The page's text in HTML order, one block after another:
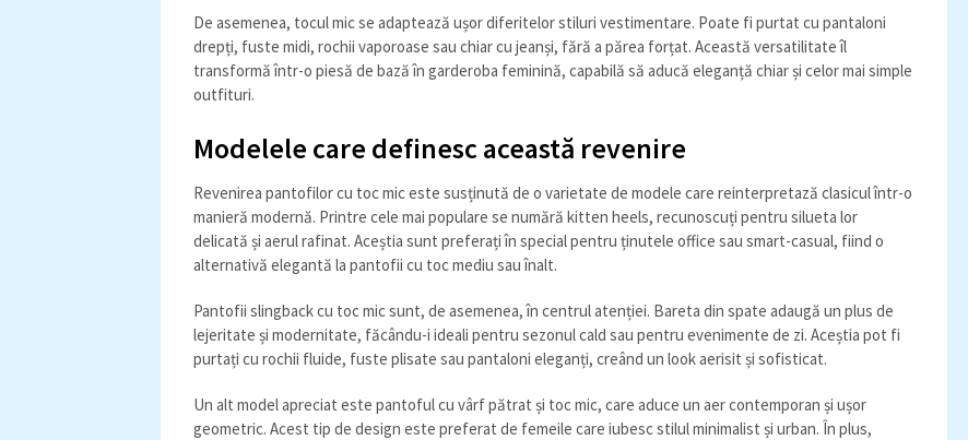
De asemenea, tocul mic se adaptează ușor diferitelor stiluri vestimentare. Poate fi purtat cu pantaloni
drepți, fuste midi, rochii vaporoase sau chiar cu jeanși, fără a părea forțat. Această versatilitate îl
transformă într-o piesă de bază în garderoba feminină, capabilă să aducă eleganță chiar și celor mai simple
outfituri.
Modelele care definesc această revenire
Revenirea pantofilor cu toc mic este susținută de o varietate de modele care reinterpretază clasicul într-o
manieră modernă. Printre cele mai populare se numără kitten heels, recunoscuți pentru silueta lor
delicată și aerul rafinat. Aceștia sunt preferați în special pentru ținutele office sau smart-casual, fiind o
alternativă elegantă la pantofii cu toc mediu sau înalt.
Pantofii slingback cu toc mic sunt, de asemenea, în centrul atenției. Bareta din spate adaugă un plus de
lejeritate și modernitate, făcându-i ideali pentru sezonul cald sau pentru evenimente de zi. Aceștia pot fi
purtați cu rochii fluide, fuste plisate sau pantaloni eleganți, creând un look aerisit și sofisticat.
Un alt model apreciat este pantoful cu vârf pătrat și toc mic, care aduce un aer contemporan și ușor
geometric. Acest tip de design este preferat de femeile care iubesc stilul minimalist și urban. În plus,